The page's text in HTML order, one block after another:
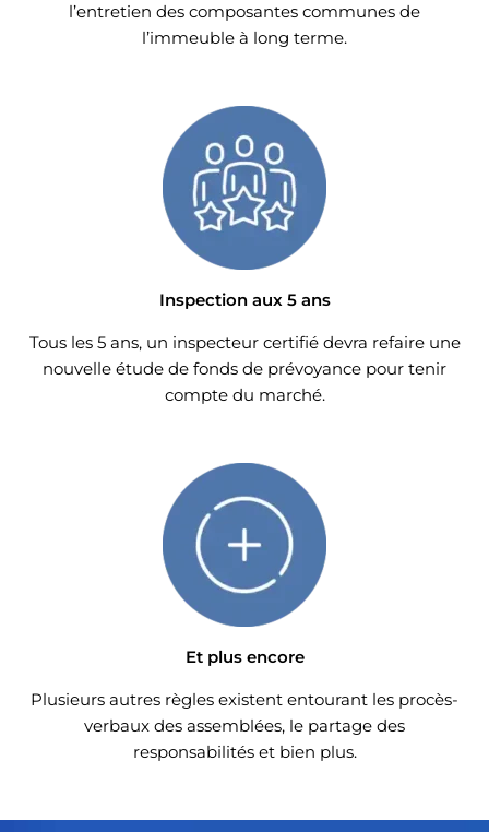
l’entretien des composantes communes de
l’immeuble à long terme.
Inspection aux 5 ans
Tous les 5 ans, un inspecteur certifié devra refaire une
nouvelle étude de fonds de prévoyance pour tenir
compte du marché.
Et plus encore
Plusieurs autres règles existent entourant les procès-
verbaux des assemblées, le partage des
responsabilités et bien plus.